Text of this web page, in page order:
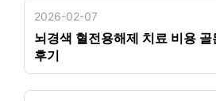
2026-02-07
뇌경색 혈전용해제 치료 비용
후기